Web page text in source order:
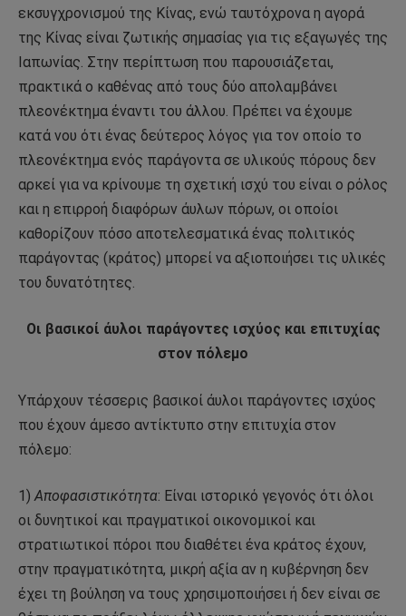
εκσυγχρονισμού της Κίνας, ενώ ταυτόχρονα η αγορά
της Κίνας είναι ζωτικής σημασίας για τις εξαγωγές της
Ιαπωνίας. Στην περίπτωση που παρουσιάζεται,
πρακτικά ο καθένας από τους δύο απολαμβάνει
πλεονέκτημα έναντι του άλλου. Πρέπει να έχουμε
κατά νου ότι ένας δεύτερος λόγος για τον οποίο το
πλεονέκτημα ενός παράγοντα σε υλικούς πόρους δεν
αρκεί για να κρίνουμε τη σχετική ισχύ του είναι ο ρόλος
και η επιρροή διαφόρων άυλων πόρων, οι οποίοι
καθορίζουν πόσο αποτελεσματικά ένας πολιτικός
παράγοντας (κράτος) μπορεί να αξιοποιήσει τις υλικές
του δυνατότητες.
Οι βασικοί άυλοι παράγοντες ισχύος και επιτυχίας
στον πόλεμο
Υπάρχουν τέσσερις βασικοί άυλοι παράγοντες ισχύος
που έχουν άμεσο αντίκτυπο στην επιτυχία στον
πόλεμο:
1)Αποφασιστικότητα: Είναι ιστορικό γεγονός ότι όλοι
οι δυνητικοί και πραγματικοί οικονομικοί και
στρατιωτικοί πόροι που διαθέτει ένα κράτος έχουν,
στην πραγματικότητα, μικρή αξία αν η κυβέρνηση δεν
έχει τη βούληση να τους χρησιμοποιήσει ή δεν είναι σε